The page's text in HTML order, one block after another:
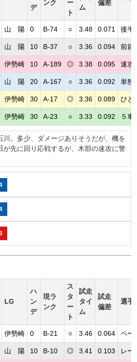
デ
ンク
ー
ト
ム
偏差
山 陽 0 B-74 ○ 3.48 0.071 後半
山 陽 10 B-37 ○ 3.36 0.094 前節
伊勢崎 10 A-189 ◎ 3.38 0.095 速攻
山 陽 20 A-167 ○ 3.36 0.092 単独
伊勢崎 30 A-17 ◎ 3.36 0.089 ひと
伊勢崎 30 A-23 ○ 3.33 0.092 ５車
川。多少、ダメージありそうだが、機を
が先に回り応戦するが、木部の速攻に警
LG
ハ
ン
デ
現ラ
ンク
ス
タ
ー
ト
試走
タイ
ム
試走
偏差
選手
伊勢崎 0 B-21 ○ 3.46 0.064 ペー
山 陽 10 B-10 ◎ 3.41 0.103 レ